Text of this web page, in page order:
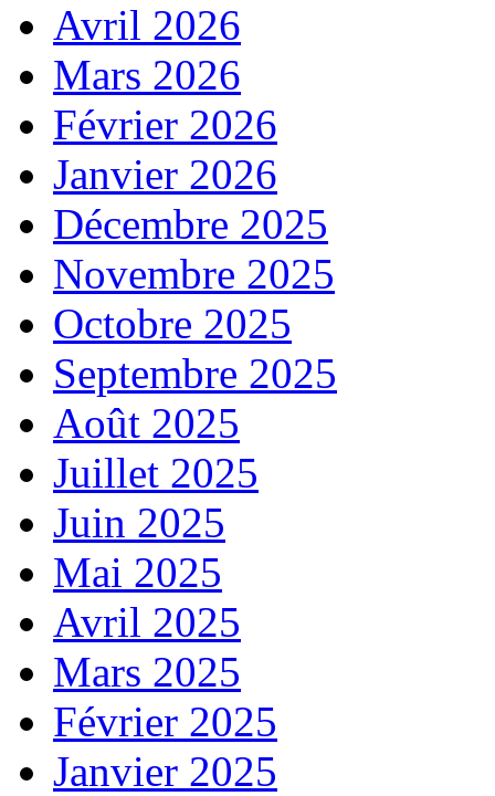
Avril 2026
Mars 2026
Février 2026
Janvier 2026
Décembre 2025
Novembre 2025
Octobre 2025
Septembre 2025
Août 2025
Juillet 2025
Juin 2025
Mai 2025
Avril 2025
Mars 2025
Février 2025
Janvier 2025